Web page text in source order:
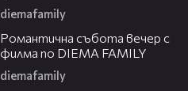
diemafamily
Романтичнa събота вечер с
филма по DIEMA FAMILY
diemafamily